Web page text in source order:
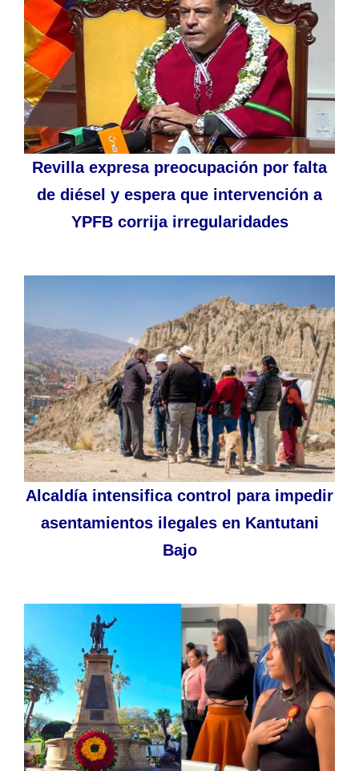
Revilla expresa preocupación por falta
de diésel y espera que intervención a
YPFB corrija irregularidades
Alcaldía intensifica control para impedir
asentamientos ilegales en Kantutani
Bajo